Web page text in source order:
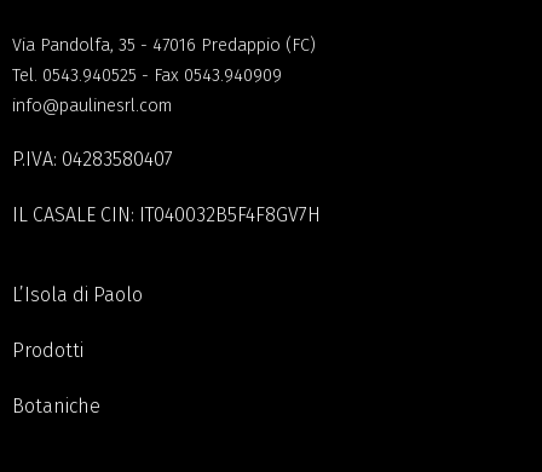
Via Pandolfa, 35 - 47016 Predappio (FC)
Tel. 0543.940525 - Fax 0543.940909
info@paulinesrl.com
P.IVA: 04283580407
IL CASALE CIN: IT040032B5F4F8GV7H
L’Isola di Paolo
Prodotti
Botaniche